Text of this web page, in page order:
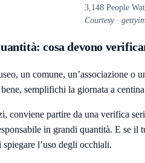
3,148 People
Courtesy ·
cosa devono
un comune, un’associazione
semplifichi la giornata a
conviene partire da una verifica
in grandi quantità. E se il
l’uso degli occhiali.